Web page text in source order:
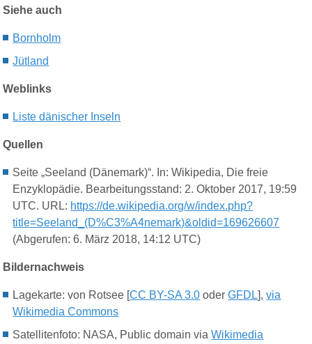
Siehe auch
Bornholm
Jütland
Weblinks
Liste dänischer Inseln
Quellen
Seite „Seeland (Dänemark)“. In: Wikipedia, Die freie
Enzyklopädie. Bearbeitungsstand: 2. Oktober 2017, 19:59
UTC. URL: https://de.wikipedia.org/w/index.php?
title=Seeland_(D%C3%A4nemark)&oldid=169626607
(Abgerufen: 6. März 2018, 14:12 UTC)
Bildernachweis
Lagekarte: von Rotsee [CC BY-SA 3.0 oderGFDL],via
Wikimedia Commons
Satellitenfoto: NASA, Public domain viaWikimedia